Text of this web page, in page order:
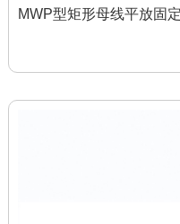
MWP型矩形母线平放固